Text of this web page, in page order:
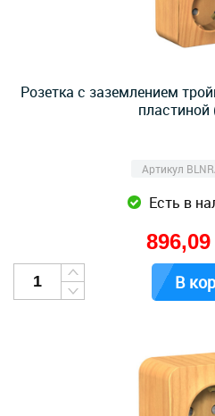
Розетка с заземлением
пластиной
Артикул
Есть в
896,09
В